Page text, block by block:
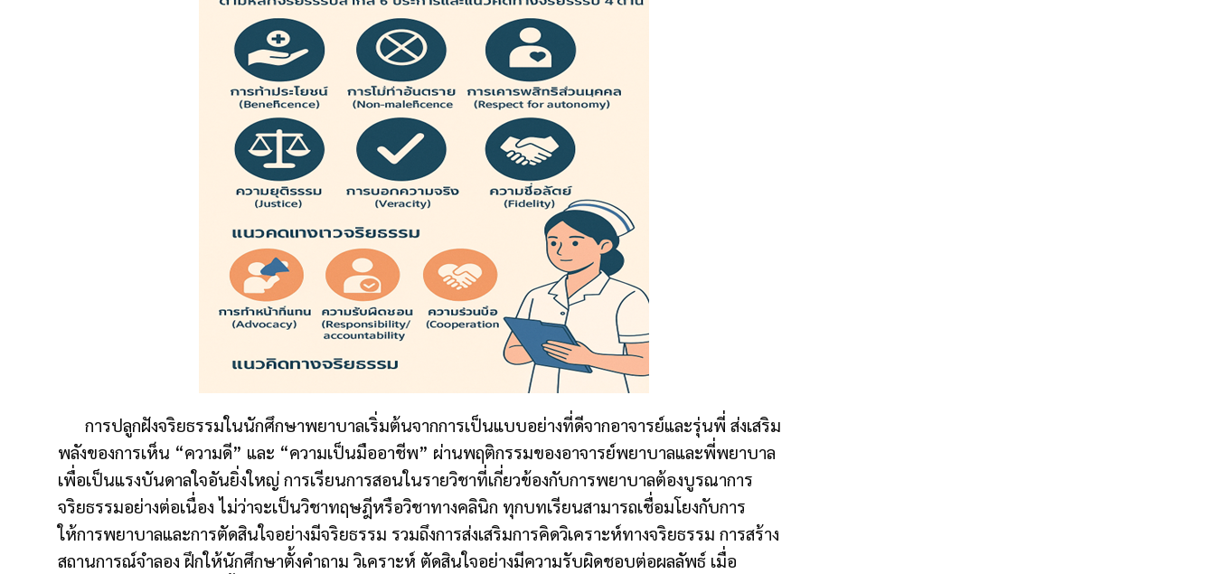
การปลูกฝังจริยธรรมในนักศึกษาพยาบาลเริ่มต้นจากการเป็นแบบอย่างที่ดีจากอาจารย์และรุ่นพี่ ส่งเสริม
พลังของการเห็น “ความดี” และ “ความเป็นมืออาชีพ” ผ่านพฤติกรรมของอาจารย์พยาบาลและพี่พยาบาล
เพื่อเป็นแรงบันดาลใจอันยิ่งใหญ่ การเรียนการสอนในรายวิชาที่เกี่ยวข้องกับการพยาบาลต้องบูรณาการ
จริยธรรมอย่างต่อเนื่อง ไม่ว่าจะเป็นวิชาทฤษฎีหรือวิชาทางคลินิก ทุกบทเรียนสามารถเชื่อมโยงกับการ
ให้การพยาบาลและการตัดสินใจอย่างมีจริยธรรม รวมถึงการส่งเสริมการคิดวิเคราะห์ทางจริยธรรม การสร้าง
สถานการณ์จำลอง ฝึกให้นักศึกษาตั้งคำถาม วิเคราะห์ ตัดสินใจอย่างมีความรับผิดชอบต่อผลลัพธ์ เมื่อ